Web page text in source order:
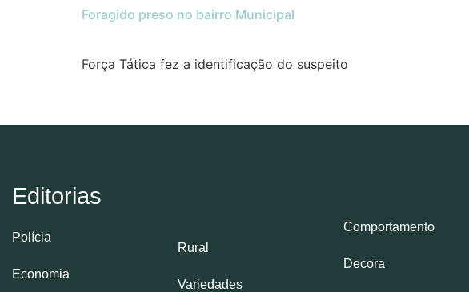
Foragido preso no bairro Municipal
Força Tática fez a identificação do suspeito
Editorias
Polícia
Economia
Rural
Variedades
Comportamento
Decora